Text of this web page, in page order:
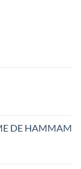
DE HAMMAM